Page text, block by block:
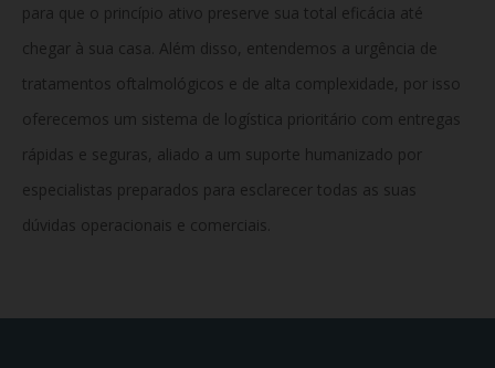
para que o princípio ativo preserve sua total eficácia até
chegar à sua casa. Além disso, entendemos a urgência de
tratamentos oftalmológicos e de alta complexidade, por isso
oferecemos um sistema de logística prioritário com entregas
rápidas e seguras, aliado a um suporte humanizado por
especialistas preparados para esclarecer todas as suas
dúvidas operacionais e comerciais.